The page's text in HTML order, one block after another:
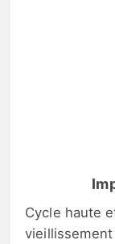
Cycle haute